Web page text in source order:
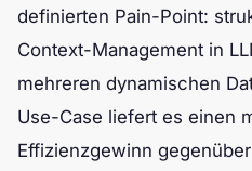
definierten Pain-Point:
Context-Management in
mehreren dynamischen
Use-Case liefert es einen
Effizienzgewinn